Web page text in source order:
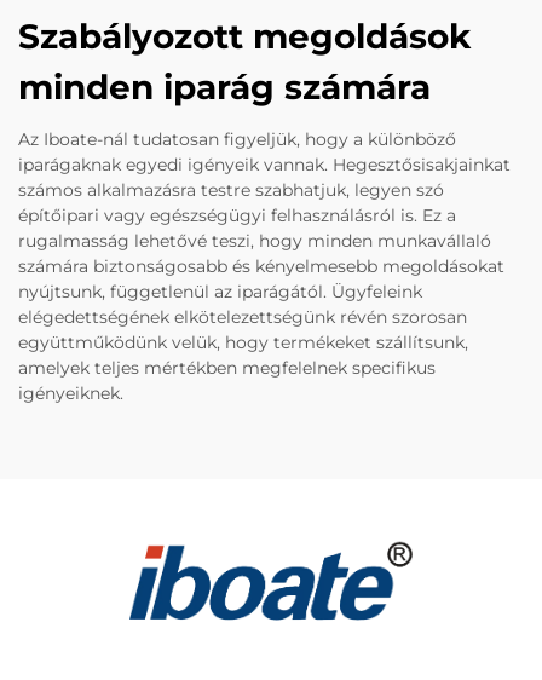
Szabályozott megoldások
minden iparág számára
Az Iboate-nál tudatosan figyeljük, hogy a különböző
iparágaknak egyedi igényeik vannak. Hegesztősisakjainkat
számos alkalmazásra testre szabhatjuk, legyen szó
építőipari vagy egészségügyi felhasználásról is. Ez a
rugalmasság lehetővé teszi, hogy minden munkavállaló
számára biztonságosabb és kényelmesebb megoldásokat
nyújtsunk, függetlenül az iparágától. Ügyfeleink
elégedettségének elkötelezettségünk révén szorosan
együttműködünk velük, hogy termékeket szállítsunk,
amelyek teljes mértékben megfelelnek specifikus
igényeiknek.